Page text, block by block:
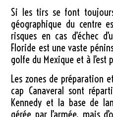
Si les tirs se font
géographique du centre
risques en cas d’échec
Floride est une vaste
golfe du Mexique et à l’est
Les zones de préparation
cap Canaveral sont
Kennedy et la base de
gérée par l’armée, mais